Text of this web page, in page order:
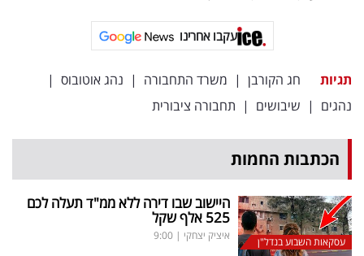
עקבו
אחרינו:
עקבו אחרינו
תגיות חג הקורבן | משרד התחבורה | נהג אוטובוס |
נהגים | שיבושים | תחבורה ציבורית
הכתבות החמות
עסקאות השבוע בנדל"ן
היישוב שבו דירה ללא ממ"ד תעלה לכם
525 אלף שקל
איציק יצחקי |
9:00